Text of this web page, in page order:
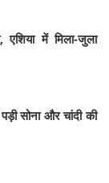
में मिला-जुला
पड़ी सोना और चांदी की